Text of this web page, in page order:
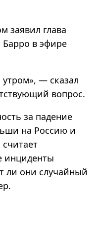
заявил глава
в эфире
», — сказал
вопрос.
за падение
на Россию и
инциденты
ли они случайный